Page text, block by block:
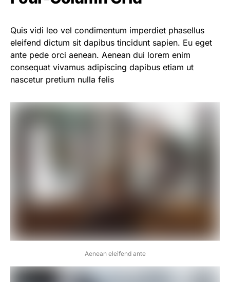
Quis vidi leo vel condimentum imperdiet phasellus
eleifend dictum sit dapibus tincidunt sapien. Eu eget
ante pede orci aenean. Aenean dui lorem enim
consequat vivamus adipiscing dapibus etiam ut
nascetur pretium nulla felis
Aenean eleifend ante